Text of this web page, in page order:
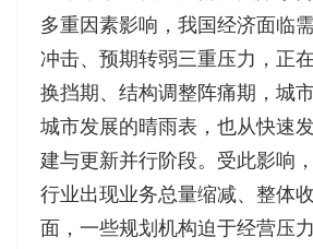
多重因素影响，我国经济面临
冲击、预期转弱三重压力，正
换挡期、结构调整阵痛期，城
城市发展的晴雨表，也从快速
建与更新并行阶段。受此影响
行业出现业务总量缩减、整体
面，一些规划机构迫于经营压